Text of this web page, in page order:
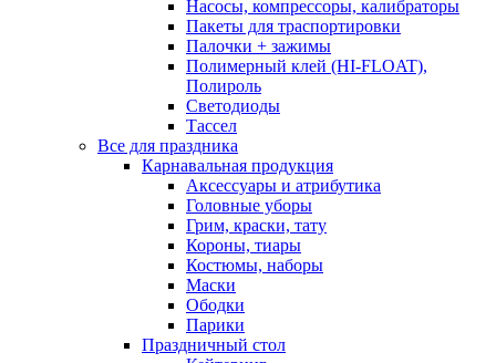
Насосы, компрессоры, калибраторы
Пакеты для траспортировки
Палочки + зажимы
Полимерный клей (HI-FLOAT),
Полироль
Светодиоды
Тассел
Все для праздника
Карнавальная продукция
Аксессуары и атрибутика
Головные уборы
Грим, краски, тату
Короны, тиары
Костюмы, наборы
Маски
Ободки
Парики
Праздничный стол